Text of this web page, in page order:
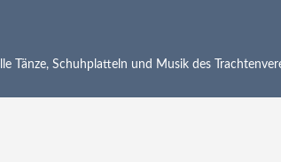
Tänze, Schuhplatteln und Musik des